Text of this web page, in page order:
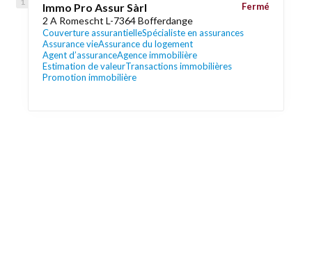
Immo Pro Assur Sàrl
2 A Romescht L-7364 Bofferdange
Couverture assurantielleSpécialiste en assurances
Assurance vieAssurance du logement
Agent d’assuranceAgence immobilière
Estimation de valeurTransactions immobilières
Promotion immobilière
Fermé